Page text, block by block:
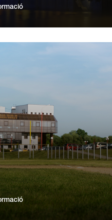
i passadissos d'hotels
de neteja a escoles i
nostres robots són